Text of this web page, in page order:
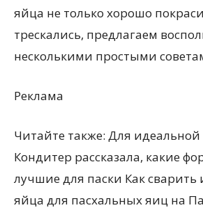
яйца не только хорошо
трескались, предлагаем
несколькими простыми
Реклама
Читайте также: Для
Кондитер рассказала, какие
лучшие для паски Как
яйца для пасхальных яиц на